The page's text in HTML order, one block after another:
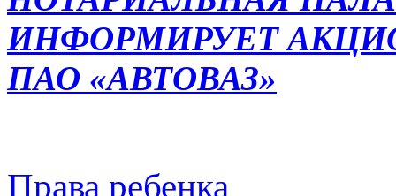
ИНФОРМИРУЕТ
ПАО «АВТОВАЗ»
Права ребенка